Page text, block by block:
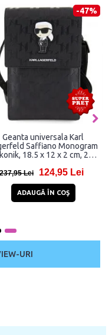
-47%
Geanta universala Karl
Saffiano Monogram
18.5 x 12 x 2 cm, 2
237,95 Lei 124,95 Lei
ADAUGĂ ÎN COŞ
URI